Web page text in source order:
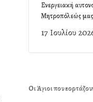
Ενεργειακή
Μητροπόλεώς μας
17 Ιουλίου
Οι Άγιοι που